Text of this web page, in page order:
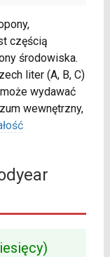
częścią
środowiska.
liter (A, B, C)
wydawać
wewnętrzny,